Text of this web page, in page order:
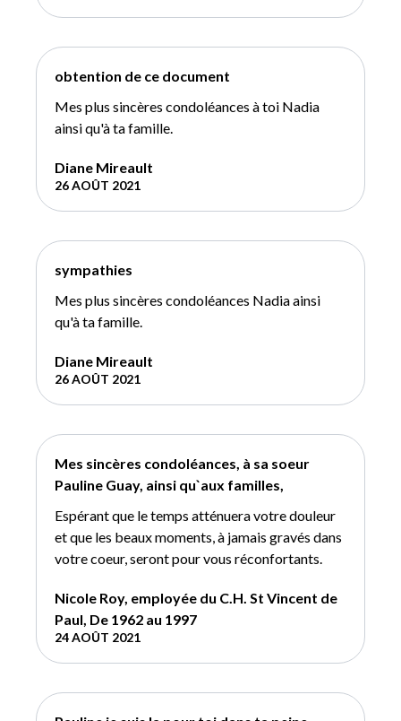
obtention de ce document
Mes plus sincères condoléances à toi Nadia
ainsi qu'à ta famille.
Diane Mireault
26 AOÛT 2021
sympathies
Mes plus sincères condoléances Nadia ainsi
qu'à ta famille.
Diane Mireault
26 AOÛT 2021
Mes sincères condoléances, à sa soeur
Pauline Guay, ainsi qu`aux familles,
Espérant que le temps atténuera votre douleur
et que les beaux moments, à jamais gravés dans
votre coeur, seront pour vous réconfortants.
Nicole Roy, employée du C.H. St Vincent de
Paul, De 1962 au 1997
24 AOÛT 2021